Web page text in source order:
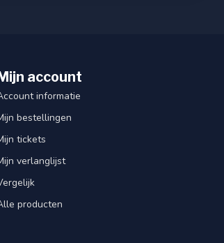
account
informatie
bestellingen
tickets
verlanglijst
producten